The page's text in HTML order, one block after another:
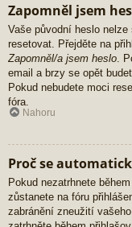
Zapomněl jsem
Vaše původní heslo
resetovat. Přejděte na
Zapomněl/a jsem heslo .
email a brzy se opět
Pokud nebudete moci
fóra.
Nahoru
Proč se
Pokud nezatrhnete
zůstanete na fóru
zabránění zneužití